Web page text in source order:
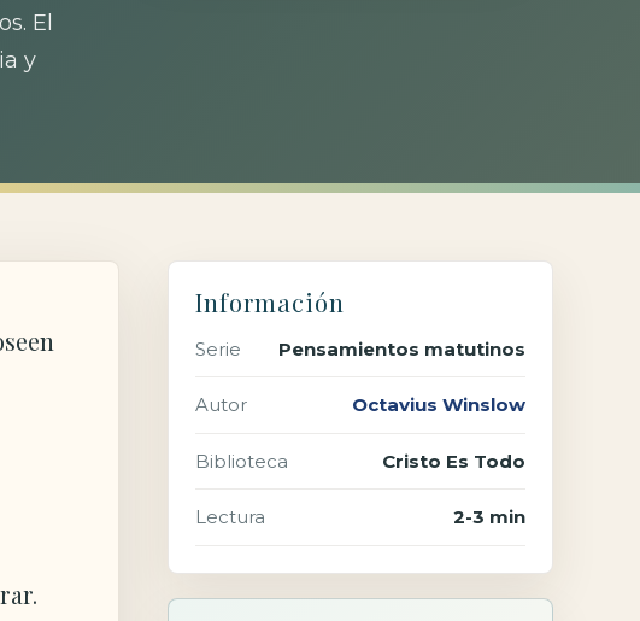
El
y
Información
Serie Pensamientos matutinos
Autor Octavius Winslow
Biblioteca Cristo Es Todo
Lectura 2-3 min